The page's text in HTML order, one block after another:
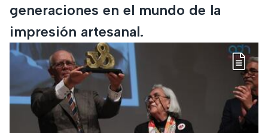
generaciones en el mundo de la
impresión artesanal.